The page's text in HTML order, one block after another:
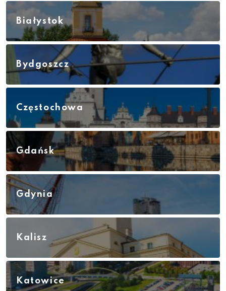
Białystok
Bydgoszcz
Częstochowa
Gdańsk
Gdynia
Kalisz
Katowice